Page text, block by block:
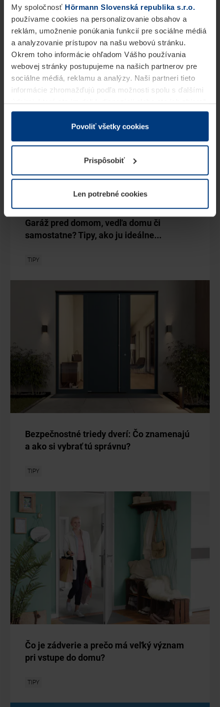
My spoločnosť Hörmann Slovenská republika s.r.o.
používame cookies na personalizovanie obsahov a
reklám, umožnenie ponúkania funkcií pre sociálne médiá
a analyzovanie prístupov na našu webovú stránku.
Okrem toho informácie ohľadom Vášho používania
webovej stránky postupujeme na našich partnerov pre
sociálne médiá, reklamu a analýzy. Naši partneri tieto
informácie zhromažďujú podľa možnosti spolu s ďalšími
údajmi, ktoré ste im dali k dispozícii alebo ste ich zbierali
v rámci Vášho využívania služieb.
Z právneho hľadiska môžeme cookies ukladať na Vašom
prevádzku tejto stránky. Pre všetky ostatné typy cookie
potrebujeme Vaše povolenie. Vaše povolenie môžete
kedykoľvek zmeniť alebo odvolať vo vysvetlení cookie
našej webovej stránky.
Povoliť všetky cookies
Prispôsobiť
Len potrebné cookies